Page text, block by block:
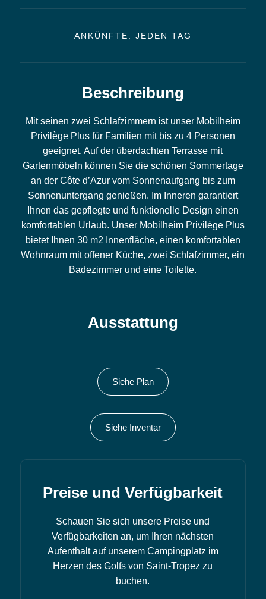
Preise und Verfügbarkeit
Schauen Sie sich unsere Preise und
Verfügbarkeiten an, um Ihren nächsten
Aufenthalt auf unserem Campingplatz im
Herzen des Golfs von Saint-Tropez zu
buchen.
ANKÜNFTE: JEDEN TAG
Beschreibung
Mit seinen zwei Schlafzimmern ist unser Mobilheim
Privilège Plus für Familien mit bis zu 4 Personen
geeignet. Auf der überdachten Terrasse mit
Gartenmöbeln können Sie die schönen Sommertage
an der Côte d’Azur vom Sonnenaufgang bis zum
Sonnenuntergang genießen. Im Inneren garantiert
Ihnen das gepflegte und funktionelle Design einen
komfortablen Urlaub. Unser Mobilheim Privilège Plus
bietet Ihnen 30 m2 Innenfläche, einen komfortablen
Wohnraum mit offener Küche, zwei Schlafzimmer, ein
Badezimmer und eine Toilette.
Ausstattung
Siehe Plan
Siehe Inventar